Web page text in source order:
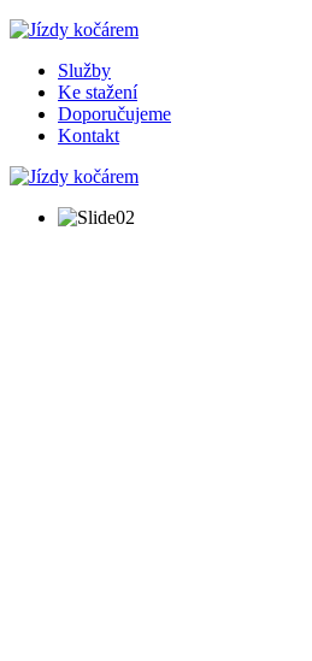
Služby
Ke stažení
Doporučujeme
Kontakt